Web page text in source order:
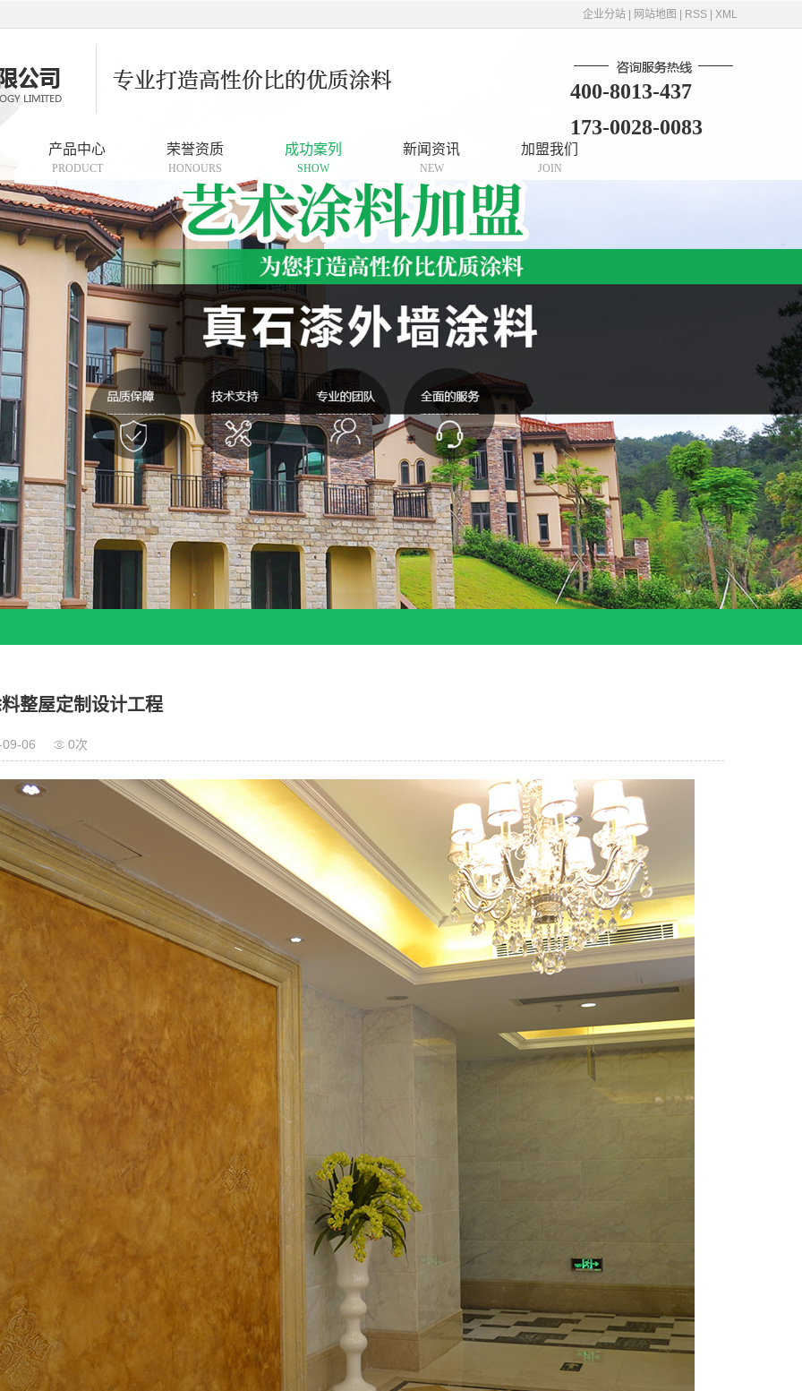
企业分站 网站地图 RSS XML
400-8013-437
173-0028-0083
产品中心
PRODUCT
荣誉资质
HONOURS
成功案列
SHOW
新闻资讯
NEW
加盟我们
JOIN
整屋定制设计工程
06 0次